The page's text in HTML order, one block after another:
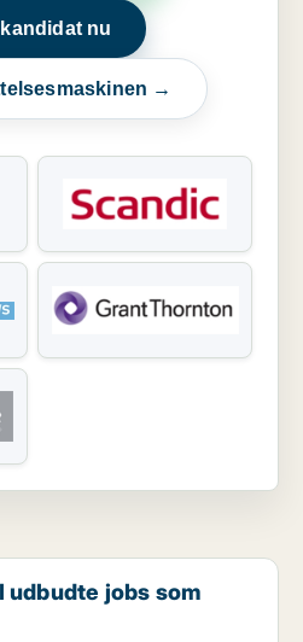
nu
→
udbudte jobs som